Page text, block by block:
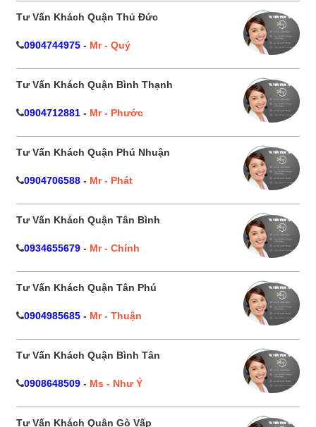
Tư Vấn Khách Quận Thủ Đức
0904744975 - Mr - Quý
Tư Vấn Khách Quận Bình Thạnh
0904712881 - Mr - Phước
Tư Vấn Khách Quận Phú Nhuận
0904706588 - Mr - Phát
Tư Vấn Khách Quận Tân Bình
0934655679 - Mr - Chính
Tư Vấn Khách Quận Tân Phú
0904985685 - Mr - Thuận
Tư Vấn Khách Quận Bình Tân
0908648509 - Ms - Như Ý
Tư Vấn Khách Quận Gò Vấp